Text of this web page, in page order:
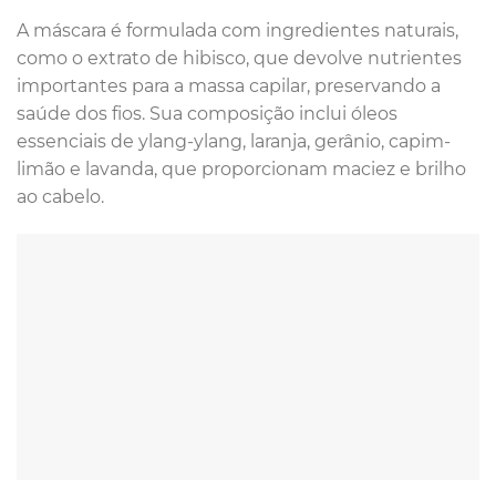
A máscara é formulada com ingredientes naturais,
como o extrato de hibisco, que devolve nutrientes
importantes para a massa capilar, preservando a
saúde dos fios. Sua composição inclui óleos
essenciais de ylang-ylang, laranja, gerânio, capim-
limão e lavanda, que proporcionam maciez e brilho
ao cabelo.